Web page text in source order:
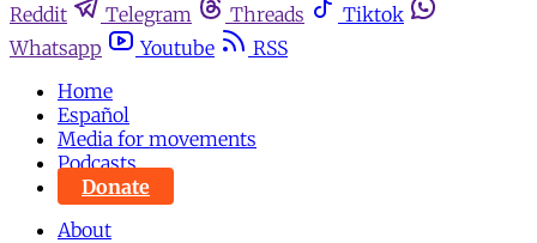
Reddit
Telegram Threads
Tiktok
Whatsapp
Youtube
RSS
Home
Español
Media for movements
Podcasts
Donate
About